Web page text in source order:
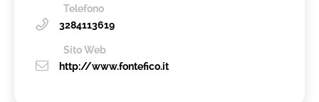
Telefono
3284113619
Sito Web
http://www.fontefico.it